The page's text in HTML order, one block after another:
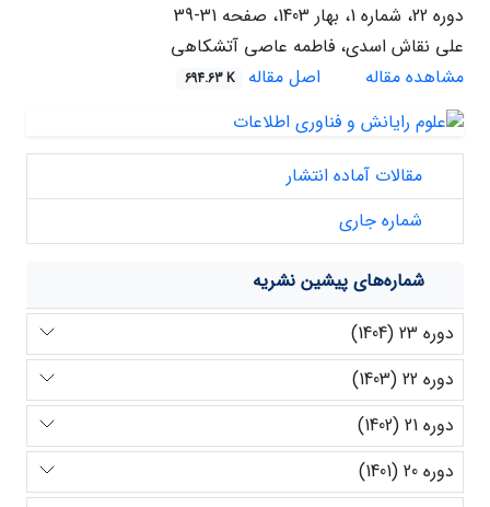
دوره 22، شماره 1، بهار 1403، صفحه
31-39
علی نقاش اسدی، فاطمه عاصی آتشکاهی
مشاهده مقاله
اصل مقاله 694.63 K
مقالات آماده انتشار
شماره جاری
شماره‌های پیشین نشریه
دوره 23 (1404)
دوره 22 (1403)
دوره 21 (1402)
دوره 20 (1401)